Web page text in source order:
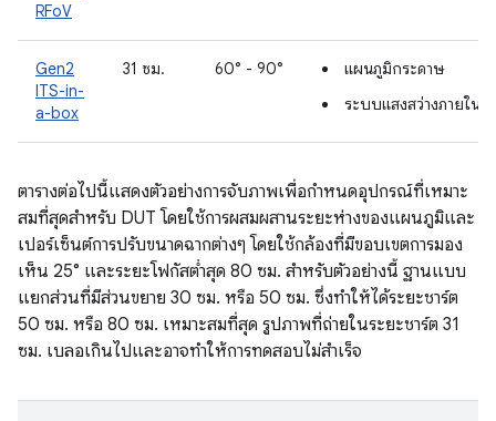
RFoV
Gen2
ITS-in-
a-box
31 ซม. 60° - 90°
แผนภูมิกระดาษ
ระบบแสงสว่างภายใน
ตารางต่อไปนี้แสดงตัวอย่างการจับภาพเพื่อกำหนดอุปกรณ์ที่เหมาะ
สมที่สุดสำหรับ DUT โดยใช้การผสมผสานระยะห่างของแผนภูมิและ
เปอร์เซ็นต์การปรับขนาดฉากต่างๆ โดยใช้กล้องที่มีขอบเขตการมอง
เห็น 25° และระยะโฟกัสต่ำสุด 80 ซม. สำหรับตัวอย่างนี้ ฐานแบบ
แยกส่วนที่มีส่วนขยาย 30 ซม. หรือ 50 ซม. ซึ่งทำให้ได้ระยะชาร์ต
50 ซม. หรือ 80 ซม. เหมาะสมที่สุด รูปภาพที่ถ่ายในระยะชาร์ต 31
ซม. เบลอเกินไปและอาจทำให้การทดสอบไม่สำเร็จ